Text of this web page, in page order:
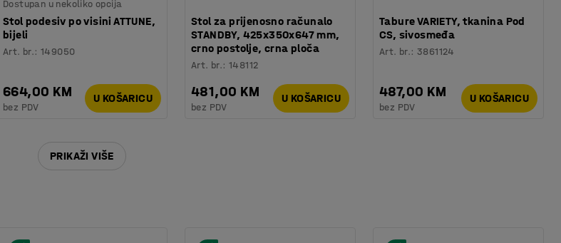
Dostupan u nekoliko opcija
Stol podesiv po visini ATTUNE,
bijeli
Art. br.:149050
664,00 KM
bez PDV
U KOŠARICU
Stol za prijenosno računalo
STANDBY, 425x350x647 mm,
crno postolje, crna ploča
Art. br.:148112
481,00 KM
bez PDV
U KOŠARICU
Tabure VARIETY, tkanina Pod
CS, sivosmeđa
Art. br.:3861124
487,00 KM
bez PDV
U KOŠARICU
PRIKAŽI VIŠE